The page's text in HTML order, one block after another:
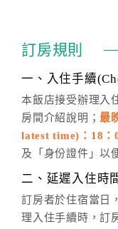
話方式異動訂單。
※非客服時間之申
五、客服時間
週一至週日，上午
六、聯絡方式
(07)9682715 。
訂房規則
一、入住手續
本飯店接受辦理入
房間介紹說明；最
latest time)：18：
及「身份證件」以
二、延遲入住時
訂房者於住宿當日
理入住手續時，訂